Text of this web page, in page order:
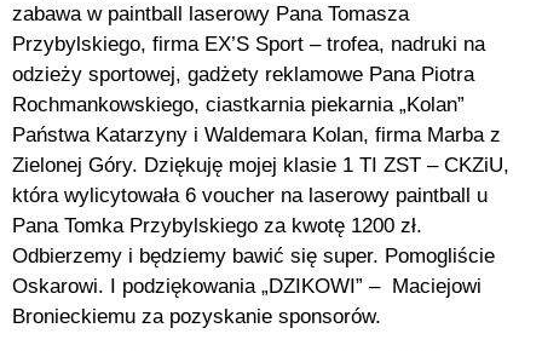
zabawa w paintball laserowy Pana Tomasza
Przybylskiego, firma EX’S Sport – trofea, nadruki na
odzieży sportowej, gadżety reklamowe Pana Piotra
Rochmankowskiego, ciastkarnia piekarnia „Kolan”
Państwa Katarzyny i Waldemara Kolan, firma Marba z
Zielonej Góry. Dziękuję mojej klasie 1 TI ZST – CKZiU,
która wylicytowała 6 voucher na laserowy paintball u
Pana Tomka Przybylskiego za kwotę 1200 zł.
Odbierzemy i będziemy bawić się super. Pomogliście
Oskarowi. I podziękowania „DZIKOWI” – Maciejowi
Bronieckiemu za pozyskanie sponsorów.